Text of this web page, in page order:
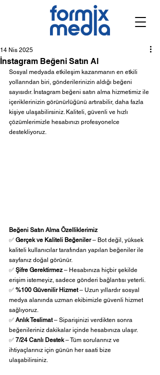
İnstagram Beğeni Satın Al
14 Nis 2025
Sosyal medyada etkileşim kazanmanın en etkili
yollarından biri, gönderilerinizin aldığı beğeni
sayısıdır. İnstagram beğeni satın alma hizmetimiz ile
içeriklerinizin görünürlüğünü artırabilir, daha fazla
kişiye ulaşabilirsiniz. Kaliteli, güvenli ve hızlı
çözümlerimizle hesabınızı profesyonelce
destekliyoruz.
Beğeni Satın Alma Özelliklerimiz
✅ Gerçek ve Kaliteli Beğeniler – Bot değil, yüksek
kaliteli kullanıcılar tarafından yapılan beğeniler ile
sayfanız doğal görünür.
✅ Şifre Gerektirmez – Hesabınıza hiçbir şekilde
erişim istemeyiz, sadece gönderi bağlantısı yeterli.
✅ %100 Güvenilir Hizmet – Uzun yıllardır sosyal
medya alanında uzman ekibimizle güvenli hizmet
sağlıyoruz.
✅ Anlık Teslimat – Siparişinizi verdikten sonra
beğenileriniz dakikalar içinde hesabınıza ulaşır.
✅ 7/24 Canlı Destek – Tüm sorularınız ve
ihtiyaçlarınız için günün her saati bize
ulaşabilirsiniz.